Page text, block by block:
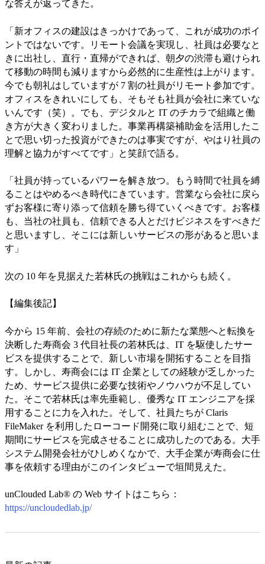
な答えが返ってきた。
「新オフィスの建設はきっかけであって、これが成功のポイ
ントではないです。リモート会議を実現し、社員は必要なと
きに出社し、直行・直帰ができれば、朝夕の渋滞も避けられ
て移動の時間も減りますから必然的に生産性は上がります。
今でも朝礼はしていますが 7 割の社員がリモート参加です。
オフィスをきれいにしても、そもそも社員が会社に来ていな
いんです（笑）。でも、デジタルと IT のチカラで組織と働
き方が大きく変わりました。事業再構築補助金を活用したこ
とで思い切った投資ができたのは事実ですが、やはり社員の
理解と協力がすべてです」と笑顔で語る。
「社員が持っているパワーを解き放つ。もう時間で社員を縛
ることはやめるべき時代にきています。営業なら会社に戻ら
ずお客様に寄り添って信頼を勝ち得ていくべきです。お客様
も、当社の社員も、信頼できる人とだけビジネスをすべきだ
と思いますし、そこには新しいサービスの形があると思いま
す」
次の 10 年を見据えた若林氏の挑戦はこれからも続く。
【編集後記】
今から 15 年前、会社の存続のために新たな業態へと転換を
決断した寿商会 3 代目社長の若林氏は、IT を駆使したサー
ビスを提供することで、新しい市場を開拓することを目指
す。しかし、寿商会には IT 企業としての経験が乏しかった
ため、サービス提供に必要な技術やノウハウが不足してい
た。そこで若林氏は率先垂範し、優秀な IT エンジニアを採
用することに力を入れた。そして、社員たちが Claris
FileMaker を利用したローコード開発に取り組むことで、短
期間にサービスを完成させることに成功したのである。大手
システム開発会社がひしめくなかで、大手企業が寿商会に仕
事を依頼する理由がこのインタビューで垣間見えた。
unClouded Lab®︎ の Web サイトはこちら：
https://uncloudedlab.jp/